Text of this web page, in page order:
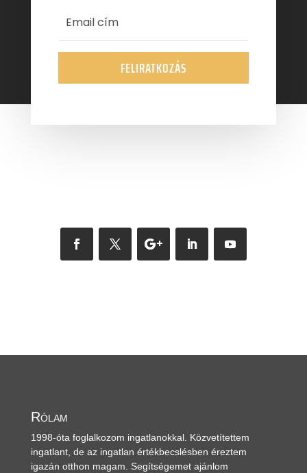
FELIRATKOZÁS
Rólam
1998-óta foglalkozom ingatlanokkal. Közvetítettem
ingatlant, de az ingatlan értékbecslésben éreztem
igazán otthon magam. Segítségemet ajánlom